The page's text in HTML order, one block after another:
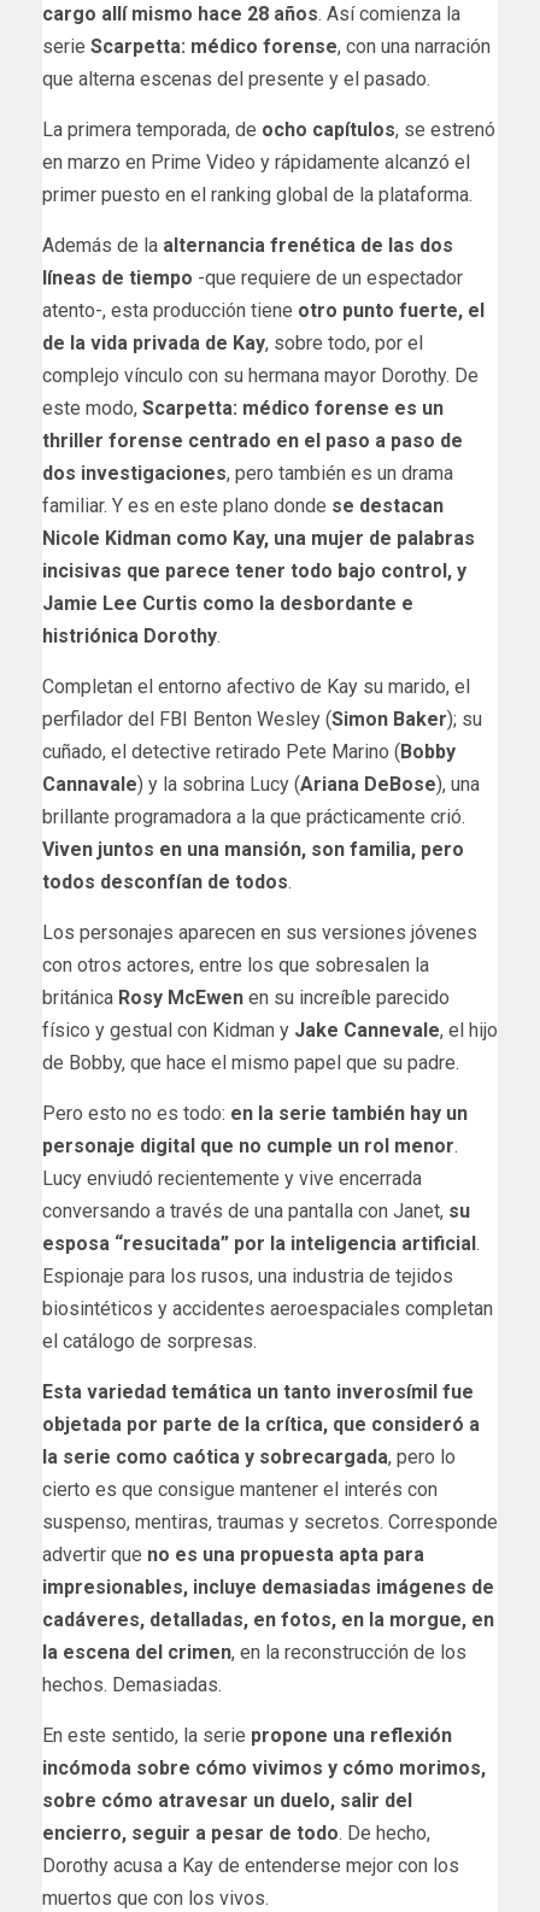
cargo allí mismo hace 28 años. Así comienza la
serie Scarpetta: médico forense, con una narración
que alterna escenas del presente y el pasado.
La primera temporada, de ocho capítulos, se estrenó
en marzo en Prime Video y rápidamente alcanzó el
primer puesto en el ranking global de la plataforma.
Además de la alternancia frenética de las dos
líneas de tiempo -que requiere de un espectador
atento-, esta producción tiene otro punto fuerte, el
de la vida privada de Kay, sobre todo, por el
complejo vínculo con su hermana mayor Dorothy. De
este modo, Scarpetta: médico forense es un
thriller forense centrado en el paso a paso de
dos investigaciones, pero también es un drama
familiar. Y es en este plano donde se destacan
Nicole Kidman como Kay, una mujer de palabras
incisivas que parece tener todo bajo control, y
Jamie Lee Curtis como la desbordante e
histriónica Dorothy.
Completan el entorno afectivo de Kay su marido, el
perfilador del FBI Benton Wesley (Simon Baker); su
cuñado, el detective retirado Pete Marino (Bobby
Cannavale) y la sobrina Lucy (Ariana DeBose), una
brillante programadora a la que prácticamente crió.
Viven juntos en una mansión, son familia, pero
todos desconfían de todos.
Los personajes aparecen en sus versiones jóvenes
con otros actores, entre los que sobresalen la
británica Rosy McEwen en su increíble parecido
físico y gestual con Kidman y Jake Cannevale, el hijo
de Bobby, que hace el mismo papel que su padre.
Pero esto no es todo: en la serie también hay un
personaje digital que no cumple un rol menor.
Lucy enviudó recientemente y vive encerrada
conversando a través de una pantalla con Janet, su
esposa “resucitada” por la inteligencia artificial.
Espionaje para los rusos, una industria de tejidos
biosintéticos y accidentes aeroespaciales completan
el catálogo de sorpresas.
Esta variedad temática un tanto inverosímil fue
objetada por parte de la crítica, que consideró a
la serie como caótica y sobrecargada, pero lo
cierto es que consigue mantener el interés con
suspenso, mentiras, traumas y secretos. Corresponde
advertir que no es una propuesta apta para
impresionables, incluye demasiadas imágenes de
cadáveres, detalladas, en fotos, en la morgue, en
la escena del crimen, en la reconstrucción de los
hechos. Demasiadas.
En este sentido, la serie propone una reflexión
incómoda sobre cómo vivimos y cómo morimos,
sobre cómo atravesar un duelo, salir del
encierro, seguir a pesar de todo. De hecho,
Dorothy acusa a Kay de entenderse mejor con los
muertos que con los vivos.